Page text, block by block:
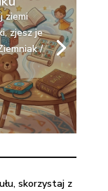
ziemi
zjesz je
/
skorzystaj z